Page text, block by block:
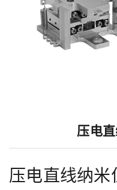
压电
压电直线纳米